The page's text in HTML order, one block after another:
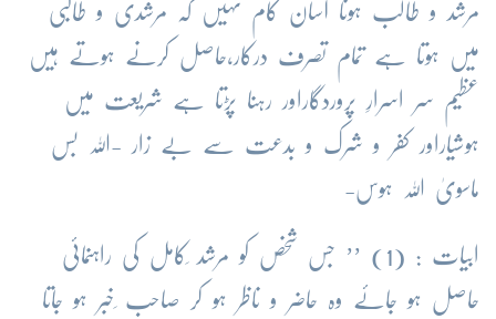
مرشد و طالب ہونا آسان کام نہیں کہ مرشدی و طالبی
میں ہوتا ہے تمام تصرف درکار،حاصل کرنے ہوتے ہیں
عظیم سر اسرارِ پروردگاراور رہنا پڑتا ہے شریعت میں
ہوشیاراور کفر و شرک و بدعت سے بے زار -اللہ بس
ماسویٰ اللہ ہوس-
ابیات : (1) ’’ جس شخص کو مرشد ِکامل کی راہنمائی
حاصل ہو جائے وہ حاضر و ناظر ہو کر صاحب ِخبر ہو جاتا